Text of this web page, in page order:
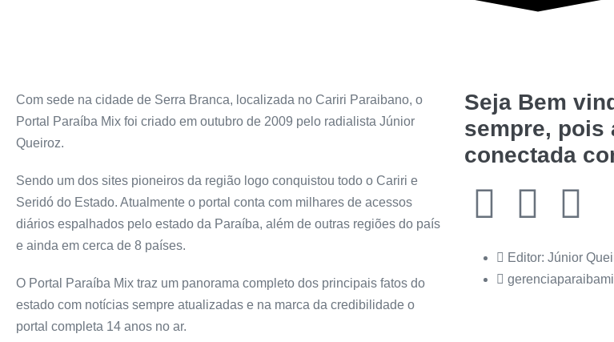
Com sede na cidade de Serra Branca, localizada no Cariri Paraibano, o
Portal Paraíba Mix foi criado em outubro de 2009 pelo radialista Júnior
Queiroz.
Sendo um dos sites pioneiros da região logo conquistou todo o Cariri e
Seridó do Estado. Atualmente o portal conta com milhares de acessos
diários espalhados pelo estado da Paraíba, além de outras regiões do país
e ainda em cerca de 8 países.
O Portal Paraíba Mix traz um panorama completo dos principais fatos do
estado com notícias sempre atualizadas e na marca da credibilidade o
portal completa 14 anos no ar.
Seja Bem
sempre, pois
conectada
Editor: Júnior